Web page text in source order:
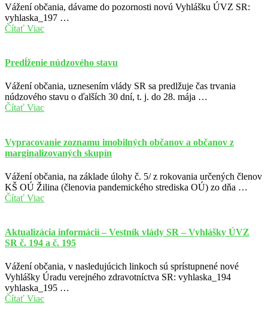
Vážení občania, dávame do pozornosti novú Vyhlášku ÚVZ SR:
vyhlaska_197 …
Čítať Viac
Predĺženie núdzového stavu
Vážení občania, uznesením vlády SR sa predlžuje čas trvania
núdzového stavu o ďalších 30 dní, t. j. do 28. mája …
Čítať Viac
Vypracovanie zoznamu imobilných občanov a občanov z
marginalizovaných skupín
Vážení občania, na základe úlohy č. 5/ z rokovania určených členov
KŠ OÚ Žilina (členovia pandemického strediska OÚ) zo dňa …
Čítať Viac
Aktualizácia informácií – Vestník vlády SR – Vyhlášky ÚVZ
SR č. 194 a č. 195
Vážení občania, v nasledujúcich linkoch sú sprístupnené nové
Vyhlášky Úradu verejného zdravotníctva SR: vyhlaska_194
vyhlaska_195 …
Čítať Viac